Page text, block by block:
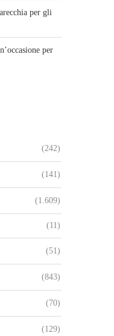
per gli
per
(242)
(141)
(1.609)
(11)
(51)
(843)
(70)
(129)